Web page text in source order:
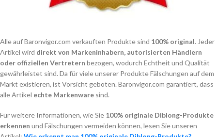
Alle auf Baronvigor.com verkauften Produkte sind 100% original. Jeder
Artikel wird direkt von Markeninhabern, autorisierten Händlern
oder offiziellen Vertretern bezogen, wodurch Echtheit und Qualität
gewährleistet sind. Da für viele unserer Produkte Fälschungen auf dem
Markt existieren, ist Vorsicht geboten. Baronvigor.com garantiert, dass
alle Artikel echte Markenware sind.
Für weitere Informationen, wie Sie 100% originale Diblong-Produkte
erkennen und Fälschungen vermeiden können, lesen Sie unseren